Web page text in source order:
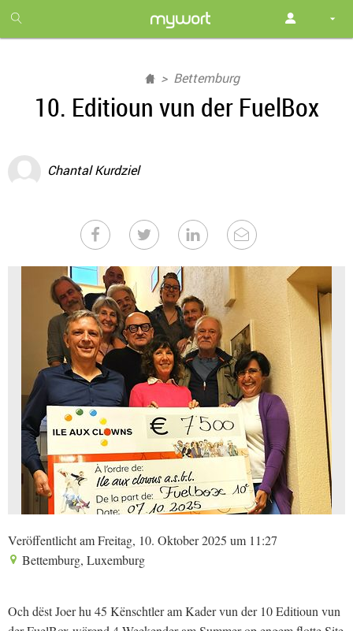
month
free
Bettemburg
10. Editioun vun der FuelBox
Chantal Kurdziel
Veröffentlicht am Freitag, 10. Oktober 2025 um 11:27
Bettemburg, Luxemburg
Och dëst Joer hu 45 Kënschtler am Kader vun der 10 Editioun vun